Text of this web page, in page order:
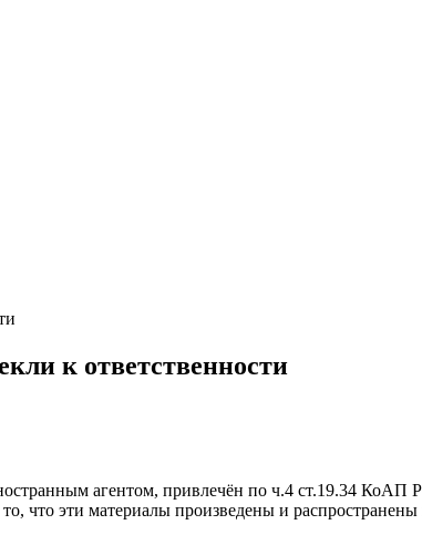
к ответственности
агентом, привлечён по ч.4 ст.19.34 КоАП
что эти материалы произведены и